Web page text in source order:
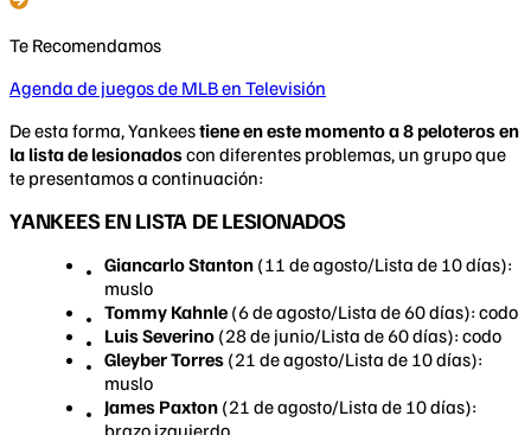
Te Recomendamos
Agenda de juegos de MLB en Televisión
De esta forma, Yankeestiene en este momento a 8 peloteros en
la lista de lesionadoscon diferentes problemas, un grupo que
te presentamos a continuación:
YANKEES EN LISTA DE LESIONADOS
GiancarloStanton (11 de agosto/Lista de 10 días):
muslo
Tommy Kahnle (6 de agosto/Lista de 60 días): codo
LuisSeverino (28 de junio/Lista de 60 días): codo
Gleyber Torres (21 de agosto/Lista de 10 días):
muslo
James Paxton (21 de agosto/Lista de 10 días):